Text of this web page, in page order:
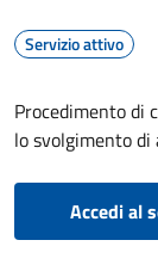
Servizio attivo
Procedimento di
lo svolgimento
Accedi al